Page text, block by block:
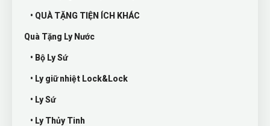
• QUÀ TẶNG TIỆN ÍCH KHÁC
Quà Tặng Ly Nước
• Bộ Ly Sứ
• Ly giữ nhiệt Lock&Lock
• Ly Sứ
• Ly Thủy Tinh